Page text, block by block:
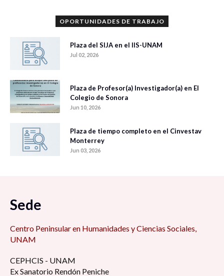
OPORTUNIDADES DE TRABAJO
Plaza del SIJA en el IIS-UNAM
Jul 02, 2026
Plaza de Profesor(a) Investigador(a) en El
Colegio de Sonora
Jun 10, 2026
Plaza de tiempo completo en el Cinvestav
Monterrey
Jun 03, 2026
Sede
Centro Peninsular en Humanidades y Ciencias Sociales,
UNAM
CEPHCIS - UNAM
Ex Sanatorio Rendón Peniche